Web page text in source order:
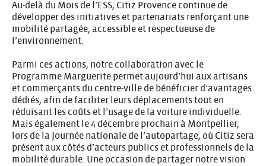
Au-delà du Mois de l’ESS, Citiz Provence continue de
développer des initiatives et partenariats renforçant une
mobilité partagée, accessible et respectueuse de
l’environnement.
Parmi ces actions, notre collaboration avec le
Programme Marguerite permet aujourd’hui aux artisans
et commerçants du centre-ville de bénéficier d’avantages
dédiés, afin de faciliter leurs déplacements tout en
réduisant les coûts et l’usage de la voiture individuelle.
Mais également le 4 décembre prochain à Montpellier,
lors de la Journée nationale de l’autopartage, où Citiz sera
présent aux côtés d’acteurs publics et professionnels de la
mobilité durable. Une occasion de partager notre vision